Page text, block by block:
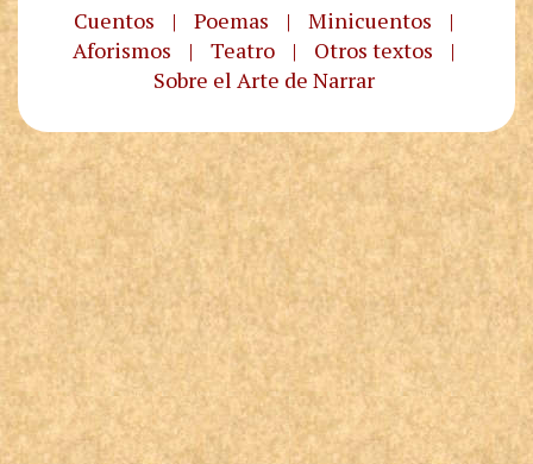
Cuentos | Poemas | Minicuentos
|
Aforismos
| Teatro | Otros textos
|
Sobre el Arte de Narrar